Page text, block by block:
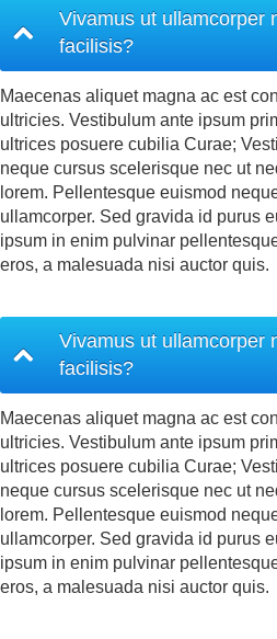
Vivamus ut ullamcorper
facilisis?
Maecenas aliquet magna ac est
ultricies. Vestibulum ante ipsum
ultrices posuere cubilia Curae;
neque cursus scelerisque nec ut
lorem. Pellentesque euismod
ullamcorper. Sed gravida id purus
ipsum in enim pulvinar
eros, a malesuada nisi auctor quis.
Vivamus ut ullamcorper
facilisis?
Maecenas aliquet magna ac est
ultricies. Vestibulum ante ipsum
ultrices posuere cubilia Curae;
neque cursus scelerisque nec ut
lorem. Pellentesque euismod
ullamcorper. Sed gravida id purus
ipsum in enim pulvinar
eros, a malesuada nisi auctor quis.